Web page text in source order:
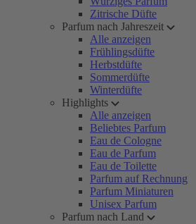
Zitrische Düfte
Parfum nach Jahreszeit
Alle anzeigen
Frühlingsdüfte
Herbstdüfte
Sommerdüfte
Winterdüfte
Highlights
Alle anzeigen
Beliebtes Parfum
Eau de Cologne
Eau de Parfum
Eau de Toilette
Parfum auf Rechnung
Parfum Miniaturen
Unisex Parfum
Parfum nach Land